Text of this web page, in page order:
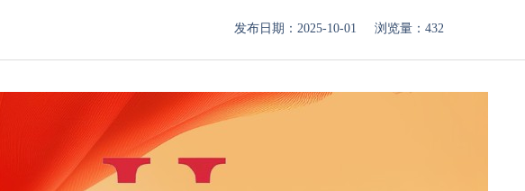
发布日期：2025-10-01 浏览量：432